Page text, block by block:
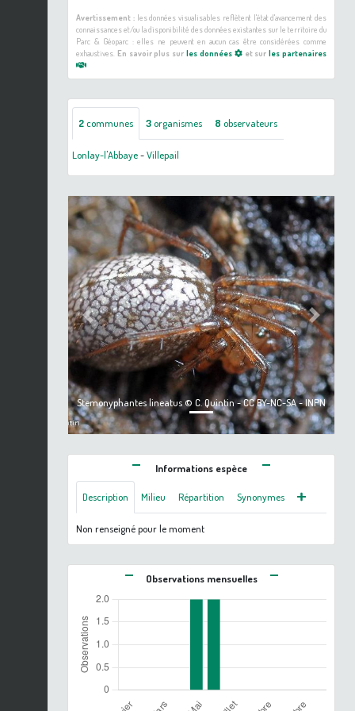
Avertissement :les données visualisables reflètent l'état d'avancement des
connaissances et/ou la disponibilité des données existantes sur le territoire du
Parc & Géoparc : elles ne peuvent en aucun cas être considérées comme
exhaustives. En savoir plus sur les données et surles partenaires
2communes 3organismes 8 observateurs
Lonlay-l'Abbaye-Villepail
Stemonyphantes lineatus © C. Quintin - CC BY-NC-SA - INPN
Previous Next
Informations espèce
Description Milieu Répartition Synonymes
Non renseigné pour le moment
Observations mensuelles